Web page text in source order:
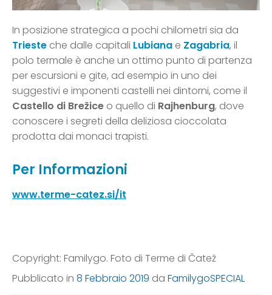
In posizione strategica a pochi chilometri sia da
Trieste che dalle capitali Lubiana e Zagabria, il
polo termale è anche un ottimo punto di partenza
per escursioni e gite, ad esempio in uno dei
suggestivi e imponenti castelli nei dintorni, come il
Castello di Brežice o quello di Rajhenburg, dove
conoscere i segreti della deliziosa cioccolata
prodotta dai monaci trapisti.
Per Informazioni
www.terme-catez.si/it
Copyright: Familygo. Foto di Terme di Čatež
Pubblicato in 8 Febbraio 2019 da FamilygoSPECIAL